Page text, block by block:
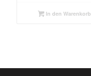
In den Warenkorb